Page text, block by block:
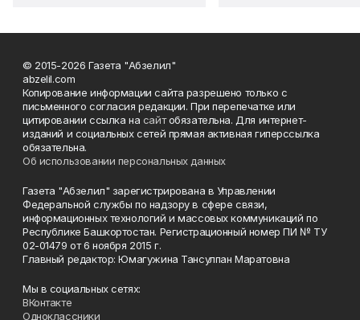
© 2015-2026 Газета "Абзелил"
abzelil.com
Копирование информации сайта разрешено только с
письменного согласия редакции. При перепечатке или
цитировании ссылка на сайтобязательна. Для интернет-
изданий и социальных сетей прямая активная гиперссылка
обязательна.
Об использовании персональных данных
Газета "Абзелил" зарегистрирована в Управлении
Федеральной службы по надзору в сфере связи,
информационных технологий и массовых коммуникаций по
Республике Башкортостан. Регистрационный номер ПИ № ТУ
02-01479 от 6 ноября 2015 г.
Главный редактор: Юмагужина Тансулпан Маратовна
Мы в социальных сетях:
ВКонтакте
Одноклассники